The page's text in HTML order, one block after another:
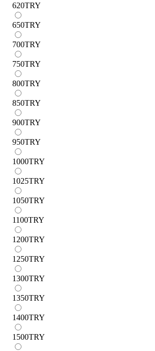
620TRY
650TRY
700TRY
750TRY
800TRY
850TRY
900TRY
950TRY
1000TRY
1025TRY
1050TRY
1100TRY
1200TRY
1250TRY
1300TRY
1350TRY
1400TRY
1500TRY